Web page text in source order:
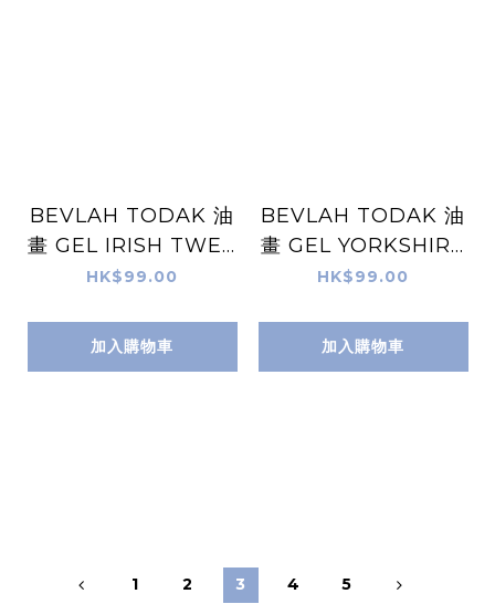
BEVLAH TODAK 油
畫 GEL IRISH TWEE
D
HK$99.00
加入購物車
BEVLAH TODAK 油
畫 GEL YORKSHIRE
TWEED
HK$99.00
加入購物車
1 2 3 4 5